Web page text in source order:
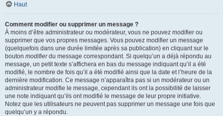
Haut
Comment modifier ou supprimer un message ?
À moins d’être administrateur ou modérateur, vous ne pouvez modifier ou
supprimer que vos propres messages. Vous pouvez modifier un message
(quelquefois dans une durée limitée après sa publication) en cliquant sur le
bouton modifierdu message correspondant. Si quelqu’un a déjà répondu au
message, un petit texte s’affichera en bas du message indiquant qu’il a été
modifié, le nombre de fois qu’il a été modifié ainsi que la date et l’heure de la
dernière modification. Ce message n’apparaîtra pas si un modérateur ou un
administrateur modifie le message, cependant ils ont la possibilité de laisser
une note indiquant qu’ils ont modifié le message de leur propre initiative.
Notez que les utilisateurs ne peuvent pas supprimer un message une fois que
quelqu’un y a répondu.